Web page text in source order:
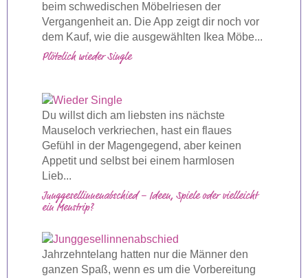
beim schwedischen Möbelriesen der
Vergangenheit an. Die App zeigt dir noch vor
dem Kauf, wie die ausgewählten Ikea Möbe...
Plötzlich wieder Single
Du willst dich am liebsten ins nächste
Mauseloch verkriechen, hast ein flaues
Gefühl in der Magengegend, aber keinen
Appetit und selbst bei einem harmlosen
Lieb...
Junggesellinnenabschied – Ideen, Spiele oder vielleicht
ein Menstrip?
Jahrzehntelang hatten nur die Männer den
ganzen Spaß, wenn es um die Vorbereitung